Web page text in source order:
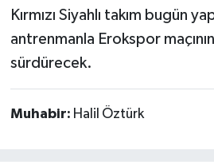
Kırmızı Siyahlı takım bugün
antrenmanla Erokspor maçının
sürdürecek.
Muhabir: Halil Öztürk